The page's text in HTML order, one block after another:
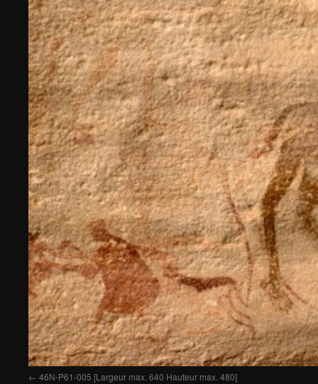
46N-P61-005 [Largeur max. 640 Hauteur max. 480]